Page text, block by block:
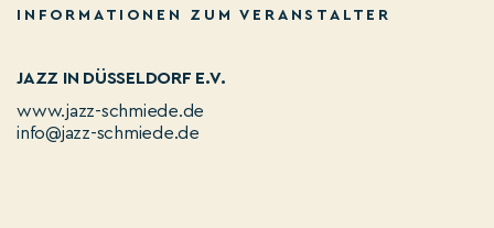
INFORMATIONEN ZUM VERANSTALTER
JAZZ IN DÜSSELDORF E.V.
www.jazz-schmiede.de
info@jazz-schmiede.de